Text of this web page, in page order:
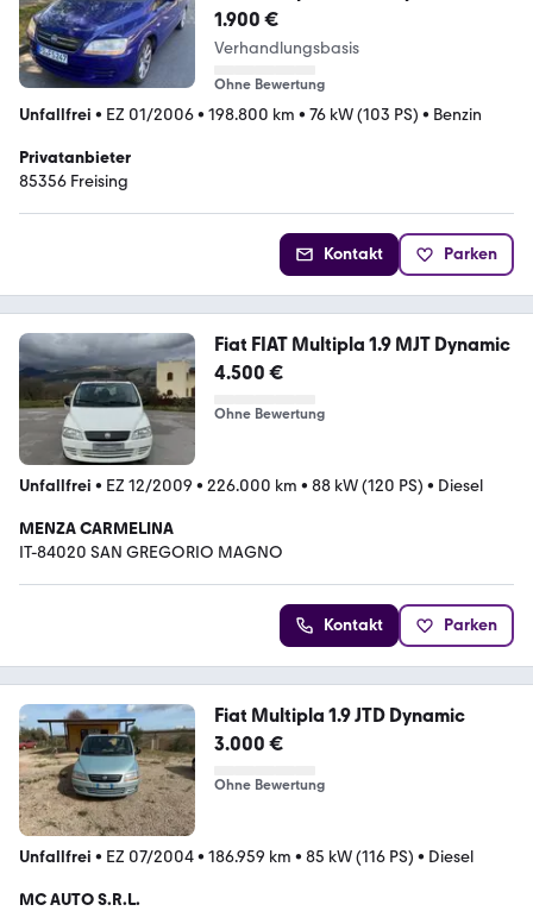
Dynamic
1.900 €
Verhandlungsbasis
Ohne Bewertung
Unfallfrei • EZ 01/2006• 198.800 km • 76 kW (103 PS) • Benzin
Privatanbieter
85356 Freising
Kontakt Parken
Fiat FIAT Multipla 1.9 MJT Dynamic
4.500 €
Ohne Bewertung
Unfallfrei • EZ 12/2009 • 226.000 km • 88 kW (120 PS) • Diesel
MENZA CARMELINA
IT-84020 SAN GREGORIO MAGNO
Kontakt Parken
Fiat Multipla 1.9 JTD Dynamic
3.000 €
Ohne Bewertung
Unfallfrei • EZ 07/2004• 186.959 km • 85 kW (116 PS) • Diesel
MC AUTO S.R.L.